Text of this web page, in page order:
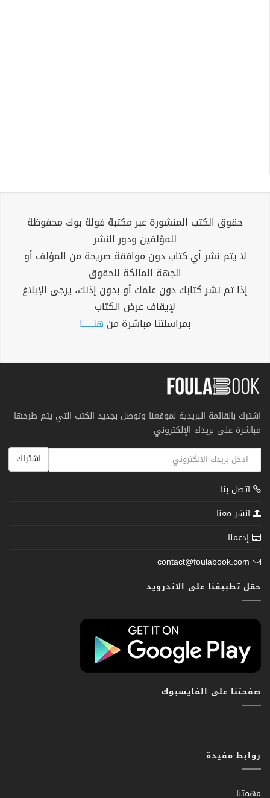
حقوق الكتب المنشورة عبر مكتبة فولة بوك محفوظة
للمؤلفين ودور النشر
لا يتم نشر أي كتاب دون موافقة صريحة من المؤلف أو
الجهة المالكة للحقوق
إذا تم نشر كتابك دون علمك أو بدون إذنك، يرجى الإبلاغ
لإيقاف عرض الكتاب
بمراسلتنا مباشرة من هنــــــا
اشترك بالقائمة البريدية لموقعنا وتوصل بجديد الكتب التي يتم طرحها
مباشرة على بريدك الإلكتروني
اشتراك
اتصل بنا
انشر معنا
إدعمنا
contact@foulabook.com
حمّل تطبيقنا على الاندرويد
صفحتنا على الفايسبوك
روابط مفيدة
مهمتنا